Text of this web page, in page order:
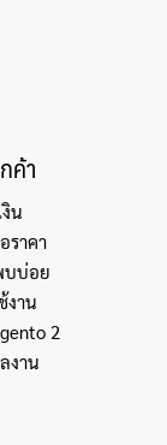
ค้า
น
ราคา
บบ่อย
งาน
2
งาน